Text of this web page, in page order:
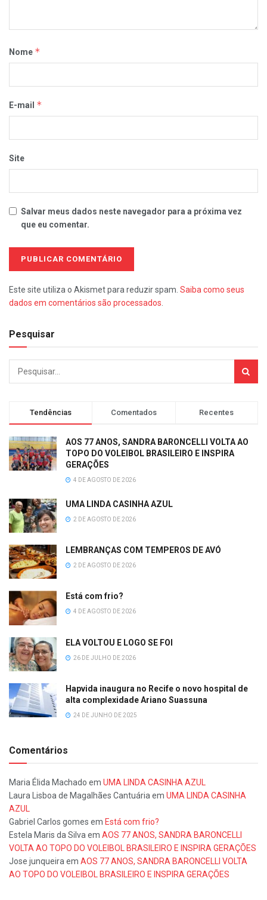
Nome *
E-mail *
Site
Salvar meus dados neste navegador para a próxima vez
que eu comentar.
Este site utiliza o Akismet para reduzir spam. Saiba como seus
dados em comentários são processados
Pesquisar
Tendências Comentados Recentes
AOS 77 ANOS, SANDRA BARONCELLI VOLTA AO
TOPO DO VOLEIBOL BRASILEIRO E INSPIRA
GERAÇÕES
4 DE AGOSTO DE 2026
UMA LINDA CASINHA AZUL
2 DE AGOSTO DE 2026
LEMBRANÇAS COM TEMPEROS DE AVÓ
2 DE AGOSTO DE 2026
Está com frio?
4 DE AGOSTO DE 2026
ELA VOLTOU E LOGO SE FOI
26 DE JULHO DE 2026
Hapvida inaugura no Recife o novo hospital de
alta complexidade Ariano Suassuna
24 DE JUNHO DE 2025
Comentários
Maria Élida Machado em UMA LINDA CASINHA AZUL
Laura Lisboa de Magalhães Cantuária em UMA LINDA CASINHA
AZUL
Gabriel Carlos gomes em Está com frio?
Estela Maris da Silva em AOS 77 ANOS, SANDRA BARONCELLI
VOLTA AO TOPO DO VOLEIBOL BRASILEIRO E INSPIRA GERAÇÕES
Jose junqueira em AOS 77 ANOS, SANDRA BARONCELLI VOLTA
AO TOPO DO VOLEIBOL BRASILEIRO E INSPIRA GERAÇÕES